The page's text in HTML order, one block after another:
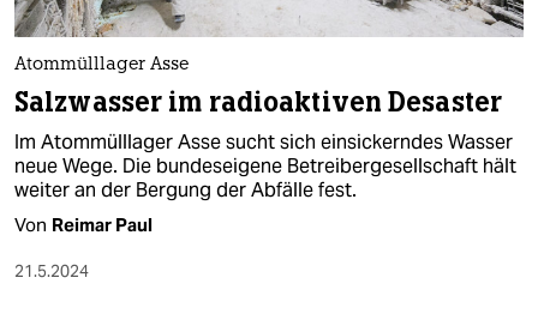
Atommülllager Asse
Salzwasser im radioaktiven Desaster
Im Atommülllager Asse sucht sich einsickerndes Wasser
neue Wege. Die bundeseigene Betreibergesellschaft hält
weiter an der Bergung der Abfälle fest.
Von Reimar Paul
21.5.2024